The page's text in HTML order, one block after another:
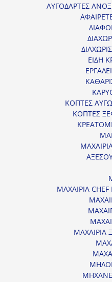
ΑΥΓΟΔΑΡΤΕΣ
ΕΙΔΗ
ΚΟΠΤΕΣ
ΚΟΠΤΕΣ
ΜΑΧΑΙΡΙΑ
ΜΑΧΑΙΡΙΑ